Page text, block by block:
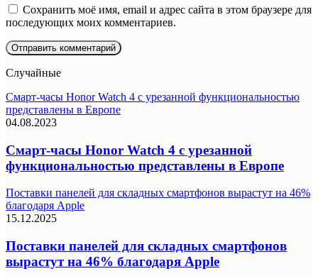
Сохранить моё имя, email и адрес сайта в этом браузере для
последующих моих комментариев.
Случайные
Смарт-часы Honor Watch 4 с урезанной функциональностью
представлены в Европе
04.08.2023
Смарт-часы Honor Watch 4 с урезанной
функциональностью представлены в Европе
Поставки панелей для складных смартфонов вырастут на 46%
благодаря Apple
15.12.2025
Поставки панелей для складных смартфонов
вырастут на 46% благодаря Apple